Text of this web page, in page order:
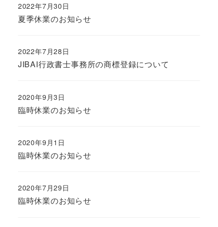
夏季休業のお知らせ
2022年7月30日
JIBAI行政書士事務所の商標登録について
2022年7月28日
臨時休業のお知らせ
2020年9月3日
臨時休業のお知らせ
2020年9月1日
臨時休業のお知らせ
2020年7月29日